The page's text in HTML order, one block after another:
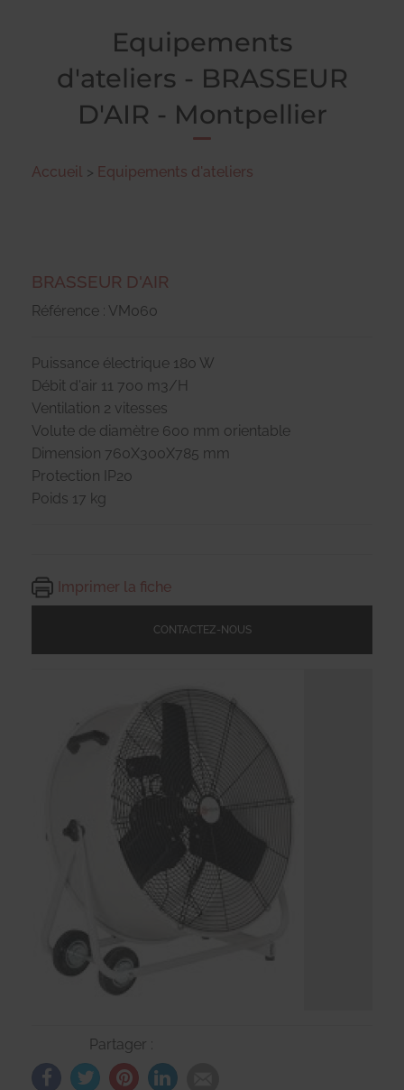
Equipements
d'ateliers - BRASSEUR
D'AIR - Montpellier
Accueil > Equipements d'ateliers
BRASSEUR D'AIR
Référence : VM060
Puissance électrique 180 W
Débit d'air 11 700 m3/H
Ventilation 2 vitesses
Volute de diamètre 600 mm orientable
Dimension 760X300X785 mm
Protection IP20
Poids 17 kg
Imprimer la fiche
CONTACTEZ-NOUS
Partager :